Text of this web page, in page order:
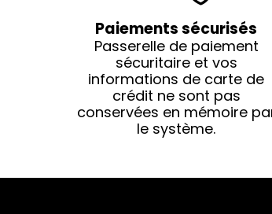
Paiements sécurisés
Passerelle de paiement
sécuritaire et vos
informations de carte de
crédit ne sont pas
conservées en mémoire
le système.